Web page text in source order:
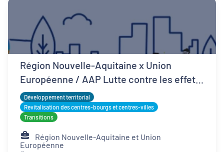
Région Nouvelle-Aquitaine x Union
Européenne / AAP Lutte contre les effets
d'îlots de chaleur urbains
Développement territorial
Revitalisation des centres-bourgs et centres-villes
Transitions
Région Nouvelle-Aquitaine et Union
Européenne